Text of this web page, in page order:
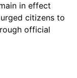
in effect
citizens to
official